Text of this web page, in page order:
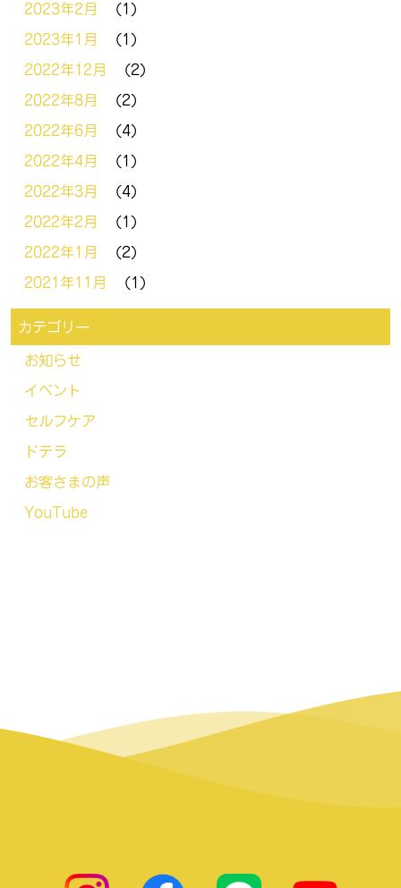
2023年2月 (1)
2023年1月 (1)
2022年12月 (2)
2022年8月 (2)
2022年6月 (4)
2022年4月 (1)
2022年3月 (4)
2022年2月 (1)
2022年1月 (2)
2021年11月 (1)
カテゴリー
お知らせ
イベント
セルフケア
ドテラ
お客さまの声
YouTube
facebook LINE